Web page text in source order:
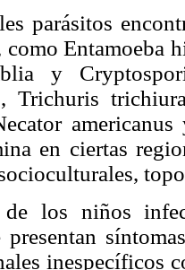
parásitos
como Entamoeba
y
Trichuris
en ciertas
los niños
presentan
inespecíficos